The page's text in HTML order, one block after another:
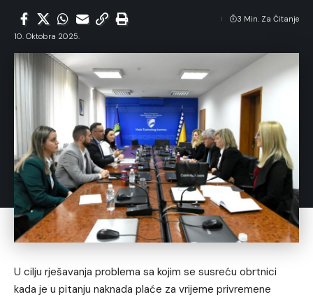
10. Oktobra 2025.
3 Min. Za Čitanje
U cilju rješavanja problema sa kojim se susreću obrtnici
kada je u pitanju naknada plaće za vrijeme privremene